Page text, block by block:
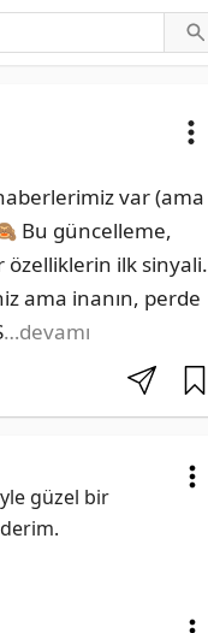
var (ama
Bu güncelleme,
özelliklerin ilk sinyali.
ama inanın, perde
…devamı
güzel bir